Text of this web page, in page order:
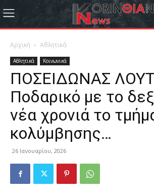
Αρχική Αθλητικά
Αθλητικά Κοινωνικά
ΠΟΣΕΙΔΩΝΑΣ
Ποδαρικό με το
νέα χρονιά το
κολύμβησης…
26 Ιανουαρίου, 2026